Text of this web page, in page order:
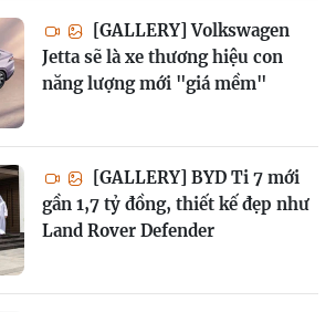
[GALLERY] Volkswagen
Jetta sẽ là xe thương hiệu con
năng lượng mới "giá mềm"
[GALLERY] BYD Ti 7 mới
gần 1,7 tỷ đồng, thiết kế đẹp như
Land Rover Defender